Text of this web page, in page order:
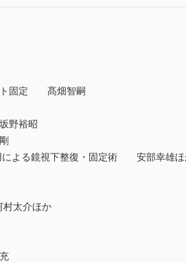
ト固定 髙畑智嗣
野裕昭
による鏡視下整復・固定術 安部幸雄ほ
太介ほか